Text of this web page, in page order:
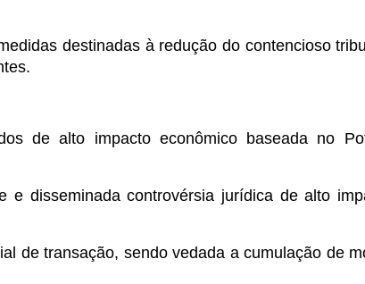
destinadas à redução do contencioso
de alto impacto econômico baseada no
e disseminada controvérsia jurídica de alto
de transação, sendo vedada a cumulação de